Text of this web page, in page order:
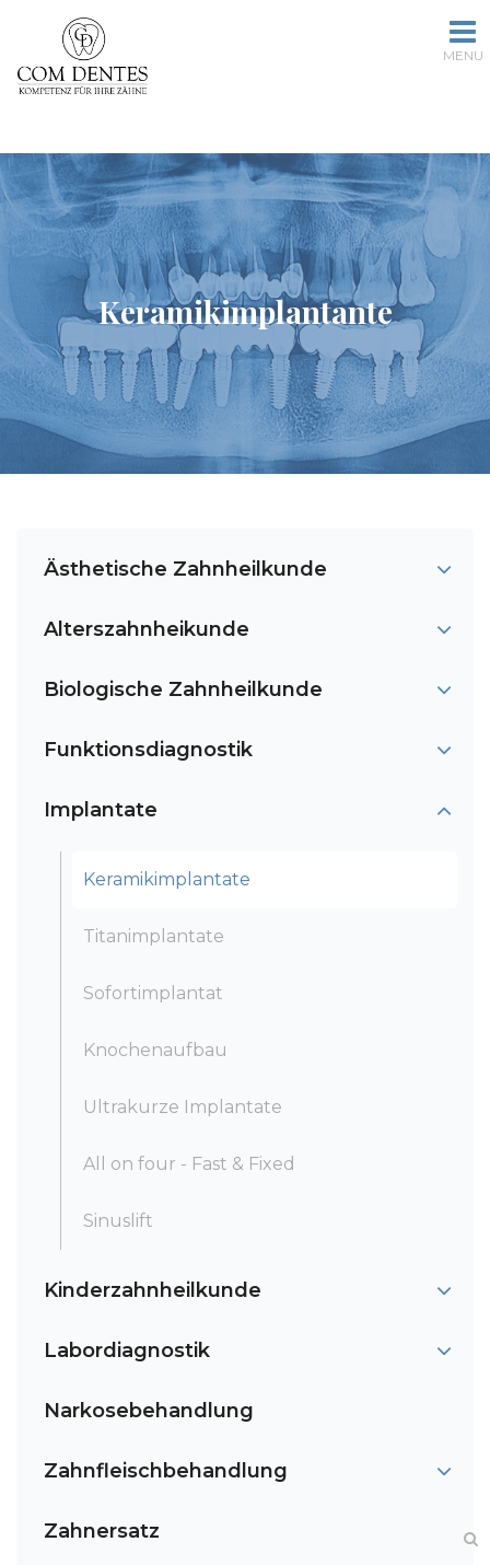
Keramikimplantante
Ästhetische Zahnheilkunde
Alterszahnheikunde
Biologische Zahnheilkunde
Funktionsdiagnostik
Implantate
Keramikimplantate
Titanimplantate
Sofortimplantat
Knochenaufbau
Ultrakurze Implantate
All on four - Fast & Fixed
Sinuslift
Kinderzahnheilkunde
Labordiagnostik
Narkosebehandlung
Zahnfleischbehandlung
Zahnersatz